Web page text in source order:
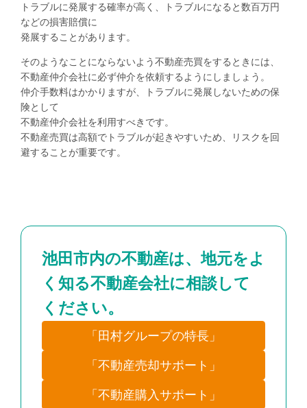
トラブルに発展する確率が高く、トラブルになると数百万円
などの損害賠償に
発展することがあります。
そのようなことにならないよう不動産売買をするときには、
不動産仲介会社に必ず仲介を依頼するようにしましょう。
仲介手数料はかかりますが、トラブルに発展しないための保
険として
不動産仲介会社を利用すべきです。
不動産売買は高額でトラブルが起きやすいため、リスクを回
避することが重要です。
池田市内の不動産は、地元をよ
く知る不動産会社に相談して
ください。
「田村グループの特長」
「不動産売却サポート」
「不動産購入サポート」